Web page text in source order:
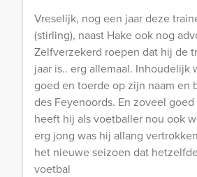
Vreselijk, nog een jaar deze
(stirling), naast Hake ook nog
Zelfverzekerd roepen dat hij de
jaar is.. erg allemaal. Inhoudelijk
goed en toerde op zijn naam en
des Feyenoords. En zoveel
heeft hij als voetballer nou ook
erg jong was hij allang
het nieuwe seizoen dat
voetbal